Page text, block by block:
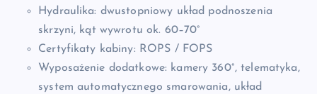
Hydraulika: dwustopniowy układ podnoszenia
skrzyni, kąt wywrotu ok. 60–70°
Certyfikaty kabiny: ROPS / FOPS
Wyposażenie dodatkowe: kamery 360°, telematyka,
system automatycznego smarowania, układ